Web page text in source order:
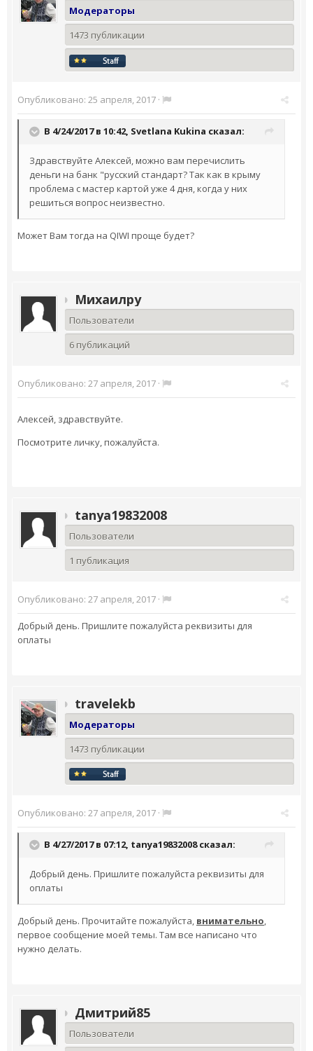
Модераторы
1473 публикации
Опубликовано: 25 апреля, 2017 ·
В 4/24/2017 в 10:42, Svetlana Kukina сказал:
Здравствуйте Алексей, можно вам перечислить
деньги на банк "русский стандарт? Так как в крыму
проблема с мастер картой уже 4 дня, когда у них
решиться вопрос неизвестно.
Может Вам тогда на QIWI проще будет?
Михаилру
Пользователи
6 публикаций
Опубликовано: 27 апреля, 2017 ·
Алексей, здравствуйте.
Посмотрите личку, пожалуйста.
tanya19832008
Пользователи
1 публикация
Опубликовано: 27 апреля, 2017 ·
Добрый день. Пришлите пожалуйста реквизиты для
оплаты
travelekb
Модераторы
1473 публикации
Опубликовано: 27 апреля, 2017 ·
В 4/27/2017 в 07:12, tanya19832008сказал:
Добрый день. Пришлите пожалуйста реквизиты для
оплаты
Добрый день. Прочитайте пожалуйста, внимательно,
первое сообщение моей темы. Там все написано что
нужно делать.
Дмитрий85
Пользователи